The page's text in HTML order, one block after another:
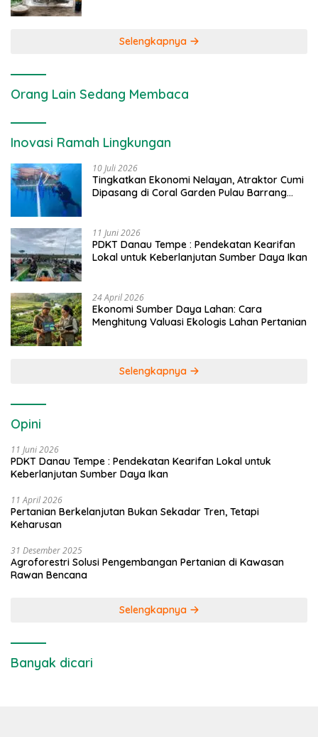
Selengkapnya
Orang Lain Sedang Membaca
Inovasi Ramah Lingkungan
10 Juli 2026
Tingkatkan Ekonomi Nelayan, Atraktor Cumi
Dipasang di Coral Garden Pulau Barrang
11 Juni 2026
PDKT Danau Tempe : Pendekatan Kearifan
Lokal untuk Keberlanjutan Sumber Daya Ikan
24 April 2026
Ekonomi Sumber Daya Lahan: Cara
Menghitung Valuasi Ekologis Lahan Pertanian
Selengkapnya
Opini
11 Juni 2026
PDKT Danau Tempe : Pendekatan Kearifan Lokal untuk
Keberlanjutan Sumber Daya Ikan
11 April 2026
Pertanian Berkelanjutan Bukan Sekadar Tren, Tetapi
Keharusan
31 Desember 2025
Agroforestri Solusi Pengembangan Pertanian di Kawasan
Rawan Bencana
Selengkapnya
Banyak dicari